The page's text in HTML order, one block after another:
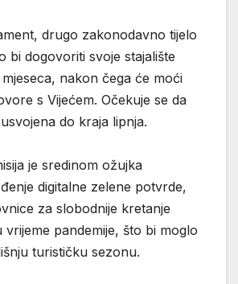
drugo zakonodavno tijelo
bi dogovoriti svoje stajalište
nakon čega će moći
s Vijećem. Očekuje se da
do kraja lipnja.
je sredinom ožujka
digitalne zelene potvrde,
za slobodnije kretanje
pandemije, što bi moglo
turističku sezonu.